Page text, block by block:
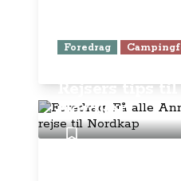
Foredrag
Rejsers tips
Nordkap